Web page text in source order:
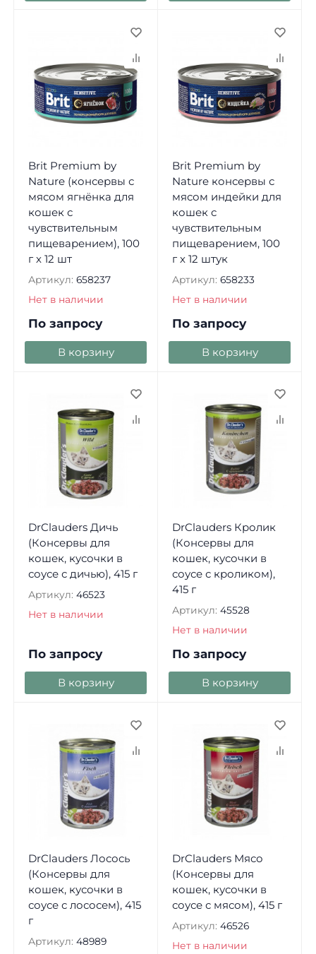
Brit Premium by
Nature (консервы с
мясом ягнёнка для
кошек с
чувствительным
пищеварением), 100
г х 12 шт
Артикул: 658237
Нет в наличии
По запросу
В корзину
Brit Premium by
Nature консервы с
мясом индейки для
кошек с
чувствительным
пищеварением, 100
г х 12 штук
Артикул: 658233
Нет в наличии
По запросу
В корзину
DrClauders Дичь
(Консервы для
кошек, кусочки в
соусе с дичью), 415 г
Артикул: 46523
Нет в наличии
По запросу
В корзину
DrClauders Кролик
(Консервы для
кошек, кусочки в
соусе с кроликом),
415 г
Артикул: 45528
Нет в наличии
По запросу
В корзину
DrClauders Лосось
(Консервы для
кошек, кусочки в
соусе с лососем), 415
г
Артикул: 48989
DrClauders Мясо
(Консервы для
кошек, кусочки в
соусе с мясом), 415 г
Артикул: 46526
Нет в наличии